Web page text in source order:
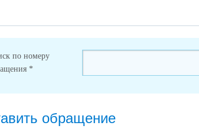
по номеру
*
обращение